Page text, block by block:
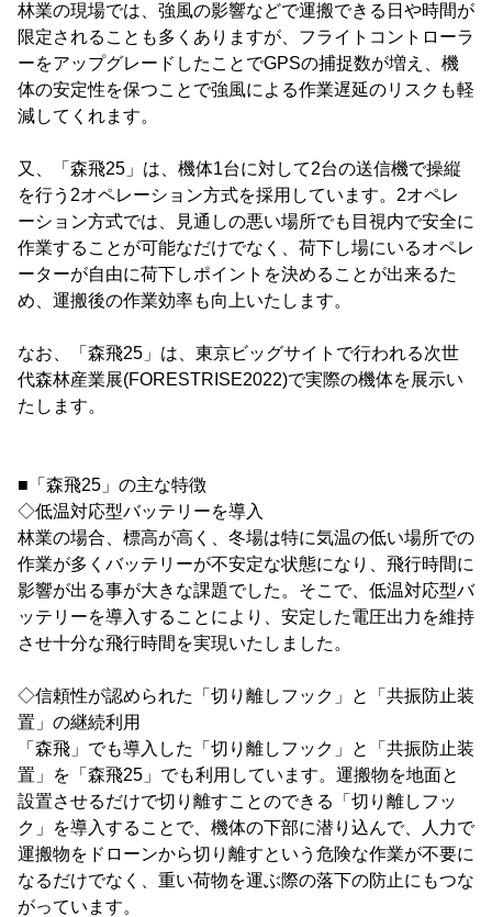
林業の現場では、強風の影響などで運搬できる日や時間が
限定されることも多くありますが、フライトコントローラ
ーをアップグレードしたことでGPSの捕捉数が増え、機
体の安定性を保つことで強風による作業遅延のリスクも軽
減してくれます。
又、「森飛25」は、機体1台に対して2台の送信機で操縦
を行う2オペレーション方式を採用しています。2オペレ
ーション方式では、見通しの悪い場所でも目視内で安全に
作業することが可能なだけでなく、荷下し場にいるオペレ
ーターが自由に荷下しポイントを決めることが出来るた
め、運搬後の作業効率も向上いたします。
なお、「森飛25」は、東京ビッグサイトで行われる次世
代森林産業展(FORESTRISE2022)で実際の機体を展示い
たします。
■「森飛25」の主な特徴
◇低温対応型バッテリーを導入
林業の場合、標高が高く、冬場は特に気温の低い場所での
作業が多くバッテリーが不安定な状態になり、飛行時間に
影響が出る事が大きな課題でした。そこで、低温対応型バ
ッテリーを導入することにより、安定した電圧出力を維持
させ十分な飛行時間を実現いたしました。
◇信頼性が認められた「切り離しフック」と「共振防止装
置」の継続利用
「森飛」でも導入した「切り離しフック」と「共振防止装
置」を「森飛25」でも利用しています。運搬物を地面と
設置させるだけで切り離すことのできる「切り離しフッ
ク」を導入することで、機体の下部に潜り込んで、人力で
運搬物をドローンから切り離すという危険な作業が不要に
なるだけでなく、重い荷物を運ぶ際の落下の防止にもつな
がっています。